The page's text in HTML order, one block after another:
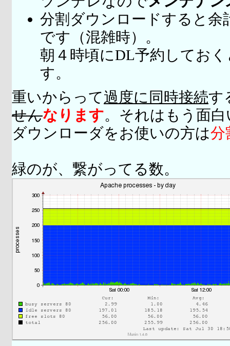
分割ダウンロードすると余
です（混雑時）。
朝４時頃にDL予約してお
す。
重いからって過度に同時接続す
せんなります。それはもう面
ダウンローダをお使いの方は分
緑のが、繋がってる数。